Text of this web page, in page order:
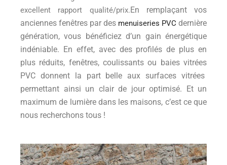
excellent rapport qualité/prix. En remplaçant vos
anciennes fenêtres par des menuiseries PVC dernière
génération, vous bénéficiez d’un gain énergétique
indéniable. En effet, avec des profilés de plus en
plus réduits, fenêtres, coulissants ou baies vitrées
PVC donnent la part belle aux surfaces vitrées
permettant ainsi un clair de jour optimisé. Et un
maximum de lumière dans les maisons, c’est ce que
nous recherchons tous !